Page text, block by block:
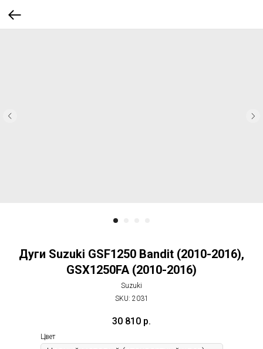
Дуги Suzuki GSF1250 Bandit (2010-2016),
GSX1250FA (2010-2016)
Suzuki
SKU: 2031
30 810 р.
Цвет